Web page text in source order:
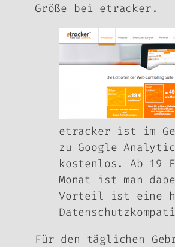
Größe bei etracker.
etracker ist im
zu Google
kostenlos. Ab 19
Monat ist man
Vorteil ist eine
Für den täglichen